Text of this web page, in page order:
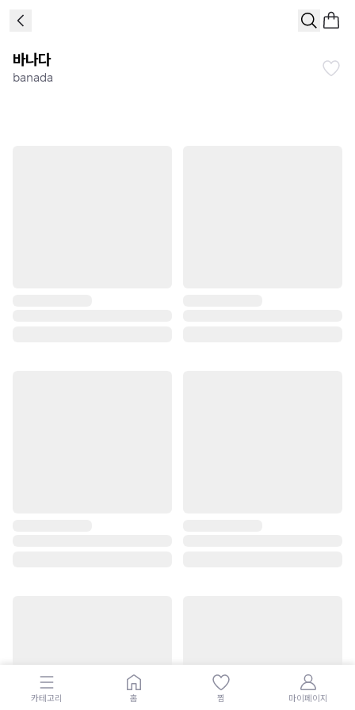
바나다
banada
카테고리 홈 찜 마이페이지